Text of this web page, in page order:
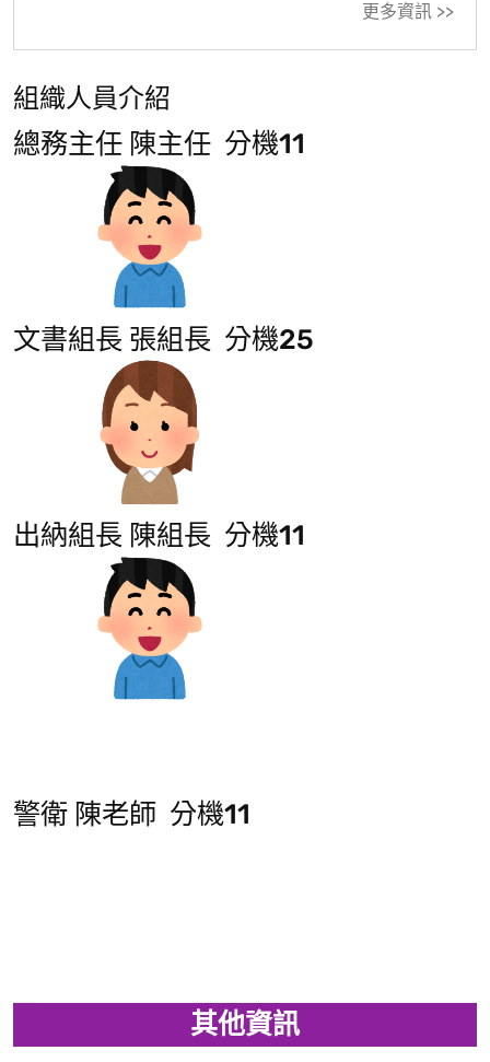
更多資訊 >>
組織人員介紹
總務主任 陳主任 分機11
文書組長 張組長 分機25
出納組長 陳組長 分機11
警衛 陳老師 分機11
其他資訊